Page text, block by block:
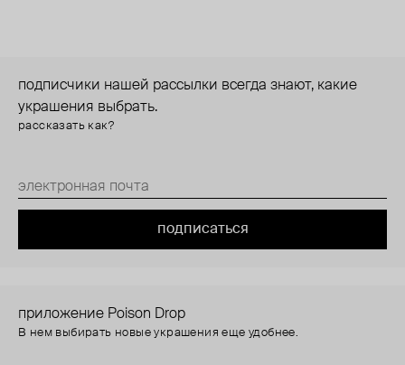
подписчики нашей рассылки всегда знают, какие
украшения выбрать.
рассказать как?
подписаться
приложение Poison Drop
В нем выбирать новые украшения еще удобнее.